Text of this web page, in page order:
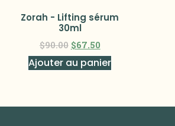
Zorah - Lifting sérum
30ml
$90.00 $67.50
Ajouter au panier